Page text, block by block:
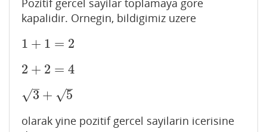
Pozitif gercel sayilar toplamaya gore
kapalidir. Ornegin, bildigimiz uzere
1 + 1 = 2
1+1 =2
2 + 2 = 4
2+2 =4
3
–
√ + 5
–
√
3+5
olarak yine pozitif gercel sayilarin icerisine